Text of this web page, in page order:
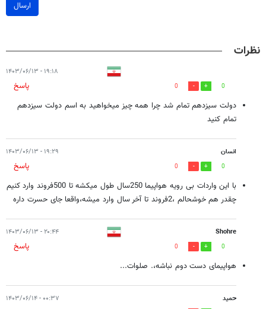
ارسال
نظرات
۱۹:۱۸ - ۱۴۰۳/۰۶/۱۳
0
0
پاسخ
دولت سیزدهم تمام شد چرا همه چیز میخواهید به اسم دولت سیزدهم
تمام کنید
انسان ۱۹:۲۹ - ۱۴۰۳/۰۶/۱۳
0
0
پاسخ
با این واردات بی رویه هواپیما 250سال طول میکشه تا 500فروند وارد کنیم
چقدر هم خوشحالم ،2فروند تا آخر سال وارد میشه،واقعا جای حسرت داره
Shohre ۲۰:۴۴ - ۱۴۰۳/۰۶/۱۳
0
0
پاسخ
هواپیمای دست دوم نباشه،. صلوات...
حمید ۰۰:۳۷ - ۱۴۰۳/۰۶/۱۴